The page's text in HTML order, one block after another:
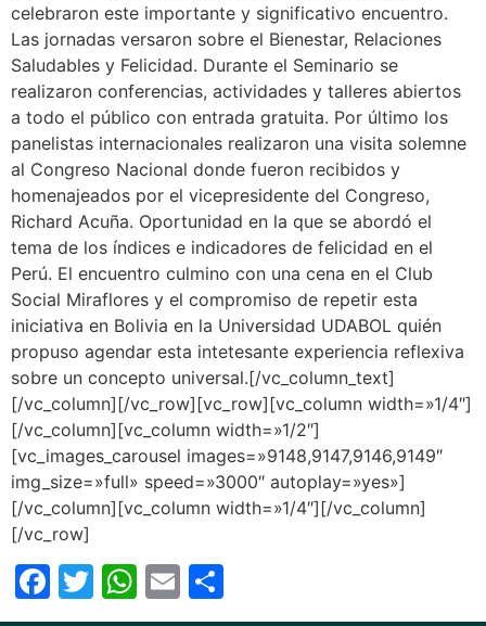
celebraron este importante y significativo encuentro.
Las jornadas versaron sobre el Bienestar, Relaciones
Saludables y Felicidad. Durante el Seminario se
realizaron conferencias, actividades y talleres abiertos
a todo el público con entrada gratuita. Por último los
panelistas internacionales realizaron una visita solemne
al Congreso Nacional donde fueron recibidos y
homenajeados por el vicepresidente del Congreso,
Richard Acuña. Oportunidad en la que se abordó el
tema de los índices e indicadores de felicidad en el
Perú. El encuentro culmino con una cena en el Club
Social Miraflores y el compromiso de repetir esta
iniciativa en Bolivia en la Universidad UDABOL quién
propuso agendar esta intetesante experiencia reflexiva
sobre un concepto universal.[/vc_column_text]
[/vc_column][/vc_row][vc_row][vc_column width=»1/4″]
[/vc_column][vc_column width=»1/2″]
[vc_images_carousel images=»9148,9147,9146,9149″
img_size=»full» speed=»3000″ autoplay=»yes»]
[/vc_column][vc_column width=»1/4″][/vc_column]
[/vc_row]
Facebook
Twitter
WhatsApp
Email